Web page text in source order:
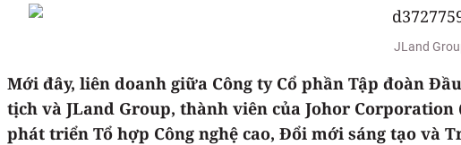
JLand
Mới đây, liên doanh giữa Công ty Cổ phần Tập đoàn
tịch và JLand Group, thành viên của Johor
phát triển Tổ hợp Công nghệ cao, Đổi mới sáng tạo và